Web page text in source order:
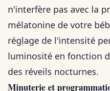
n'interfère pas avec la
mélatonine de votre
réglage de l'intensité
luminosité en fonction
des réveils nocturnes.
Minuterie et